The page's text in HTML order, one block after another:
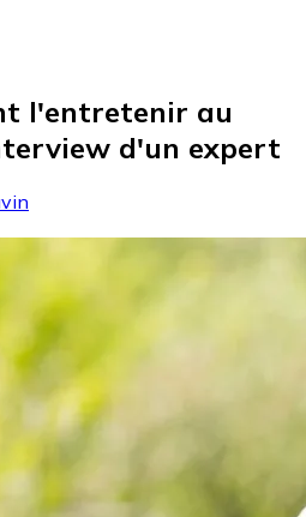
l'entretenir au
d'un expert